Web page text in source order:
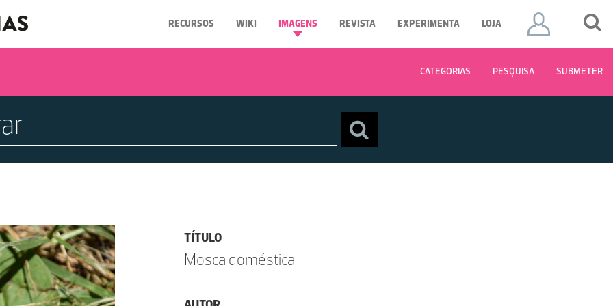
RECURSOS WIKI IMAGENS REVISTA EXPERIMENTA LOJA
CATEGORIAS PESQUISA SUBMETER
TÍTULO
Mosca doméstica